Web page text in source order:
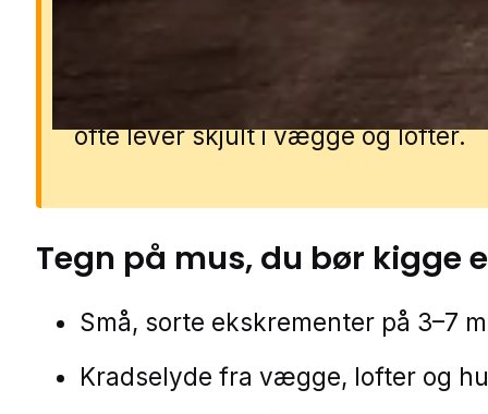
kortslutninger, brandfare og
skader. Et museproblem breder sig
hurtigt, da de formerer sig hele
ofte lever skjult i vægge og lofter.
Tegn på mus, du bør kigge
Små, sorte ekskrementer på 3–7
Kradselyde fra vægge, lofter og